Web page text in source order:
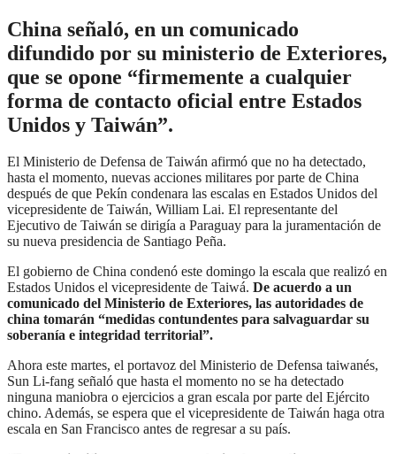
China señaló, en un comunicado
difundido por su ministerio de Exteriores,
que se opone “firmemente a cualquier
forma de contacto oficial entre Estados
Unidos y Taiwán”.
El Ministerio de Defensa de Taiwán afirmó que no ha detectado,
hasta el momento, nuevas acciones militares por parte de China
después de que Pekín condenara las escalas en Estados Unidos del
vicepresidente de Taiwán, William Lai. El representante del
Ejecutivo de Taiwán se dirigía a Paraguay para la juramentación de
su nueva presidencia de Santiago Peña.
El gobierno de China condenó este domingo la escala que realizó en
Estados Unidos el vicepresidente de Taiwá. De acuerdo a un
comunicado del Ministerio de Exteriores, las autoridades de
china tomarán “medidas contundentes para salvaguardar su
soberanía e integridad territorial”.
Ahora este martes, el portavoz del Ministerio de Defensa taiwanés,
Sun Li-fang señaló que hasta el momento no se ha detectado
ninguna maniobra o ejercicios a gran escala por parte del Ejército
chino. Además, se espera que el vicepresidente de Taiwán haga otra
escala en San Francisco antes de regresar a su país.